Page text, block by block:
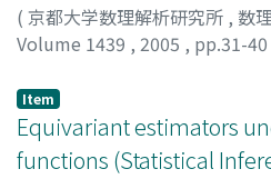
( 京都大学数理解析研究所 , 数
Volume 1439 , 2005 , pp.31-40
ィー ルー
Item
Equivariant estimators
functions (Statistical